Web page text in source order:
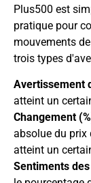
Plus500 est
pratique pour
mouvements
trois types
Avertissement
atteint un
Changement (%
absolue du prix
atteint un
Sentiments